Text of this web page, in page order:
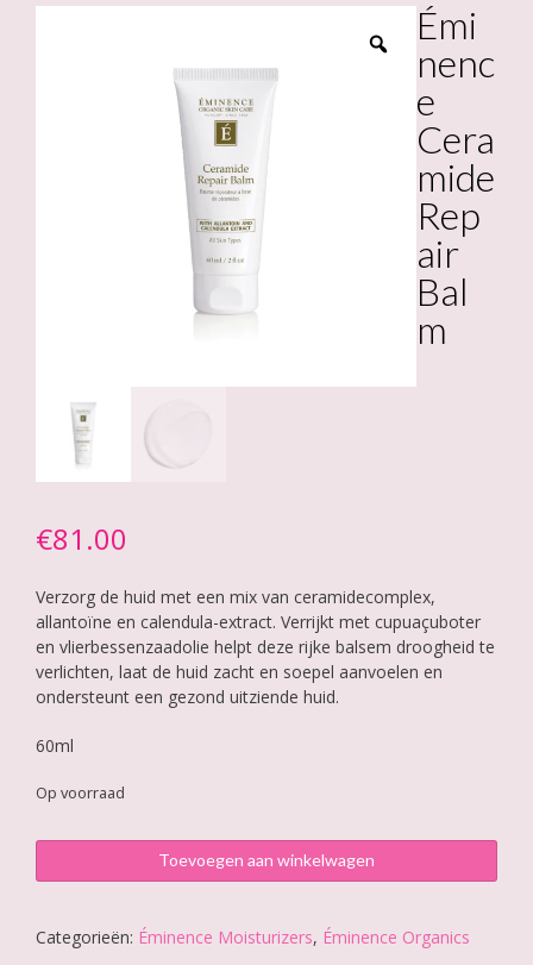
Émi
nenc
e
Cera
mide
Rep
air
Bal
m
€81.00
Verzorg de huid met een mix van ceramidecomplex,
allantoïne en calendula-extract. Verrijkt met cupuaçuboter
en vlierbessenzaadolie helpt deze rijke balsem droogheid te
verlichten, laat de huid zacht en soepel aanvoelen en
ondersteunt een gezond uitziende huid.
60ml
Op voorraad
Ceramide
Balm
aantal
Toevoegen aan winkelwagen
Categorieën: Éminence Moisturizers, Éminence Organics